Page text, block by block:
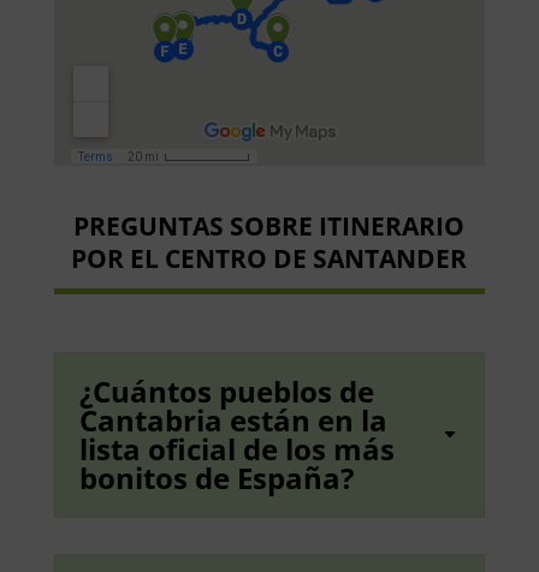
PREGUNTAS SOBRE ITINERARIO
POR EL CENTRO DE SANTANDER
¿Cuántos pueblos de
Cantabria están en la
lista oficial de los más
bonitos de España?